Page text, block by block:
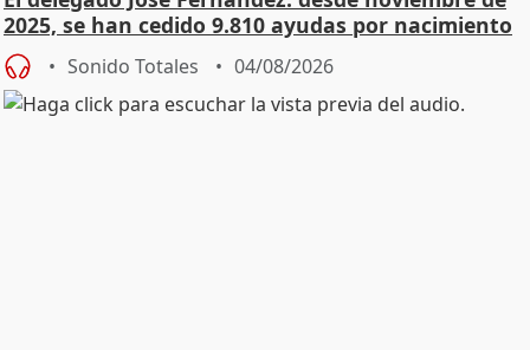
2025, se han cedido 9.810 ayudas por nacimiento
Sonido Totales 04/08/2026